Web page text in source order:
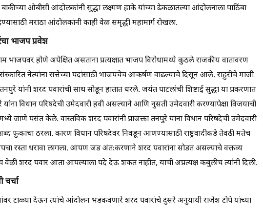
बाकीच्या ओबीसी आंदोलकांनी सुद्धा लक्ष्मण हाके यांच्या ढेकळातल्या आंदोलनाला पाठिंबा
मराठा आंदोलकांनी काही वेळ समृद्धी महामार्ग रोखला.
भाजप प्रवेश
भाजपवर होणे अपेक्षित असताना प्रत्यक्षात भाजप विरोधामध्ये कुठले राजकीय वातावरण
नेत्यांना सत्तेच्या पदांसाठी भाजपचेच आकर्षण वाढल्याचे दिसून आले. राहुरीचे माजी
यांनी शरद पवारांची साथ सोडून हातात धरले. जयंत पाटलांची शिष्टाई सुद्धा या प्रकरणात
यांना विधान परिषदेची उमेदवारी हवी असल्याने आणि नुसती उमेदवारी करण्यापेक्षा विजयाची
जाणे पसंत केले. वास्तविक शरद पवारांनी प्राजक्ता तनपुरे यांना विधान परिषदेची उमेदवारी
फुकाचा ठरला. कारण विधान परिषदेवर निवडून आणण्यासाठी राष्ट्रवादीकडे तेवढी मतेच
रस्ता धरावा लागला. आपण जड अंतःकरणाने शरद पवारांना सोडत असल्याचे वक्तव्य
वेळी शरद पवार आता आपल्याला पदे देऊ शकत नाहीत, याची अप्रत्यक्ष कबुलीच त्यांनी दिली.
चर्चा
टाळ्या देऊन त्यांचे आंदोलन भडकवणारे शरद पवारांचे दुसरे अनुयायी राजेश टोपे यांच्या